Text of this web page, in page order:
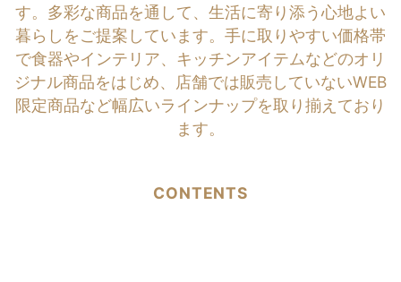
す。多彩な商品を通して、生活に寄り添う心地よい
暮らしをご提案しています。手に取りやすい価格帯
で食器やインテリア、キッチンアイテムなどのオリ
ジナル商品をはじめ、店舗では販売していないWEB
限定商品など幅広いラインナップを取り揃えており
ます。
CONTENTS